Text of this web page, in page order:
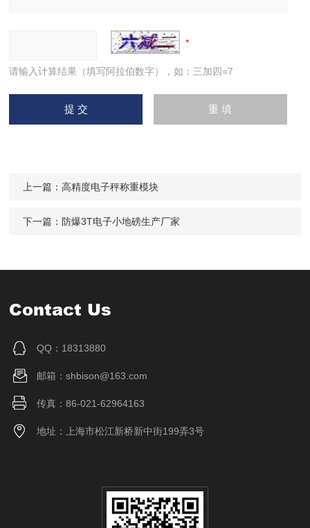
请输入计算结果（填写阿拉伯数字），如：三加四=7
上一篇：高精度电子秤称重模块
下一篇： 防爆3T电子小地磅生产厂家
Contact Us
QQ：18313880
邮箱：shbison@163.com
传真：86-021-62964163
地址：上海市松江新桥新中街199弄3号